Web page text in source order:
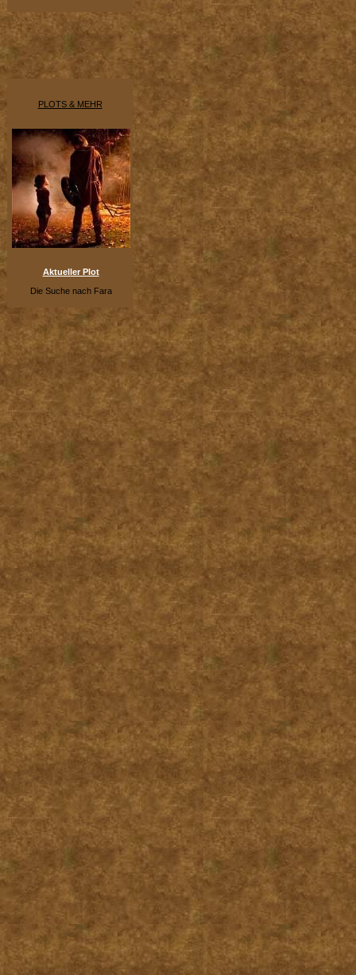
PLOTS & MEHR
Aktueller Plot
Die Suche nach Fara